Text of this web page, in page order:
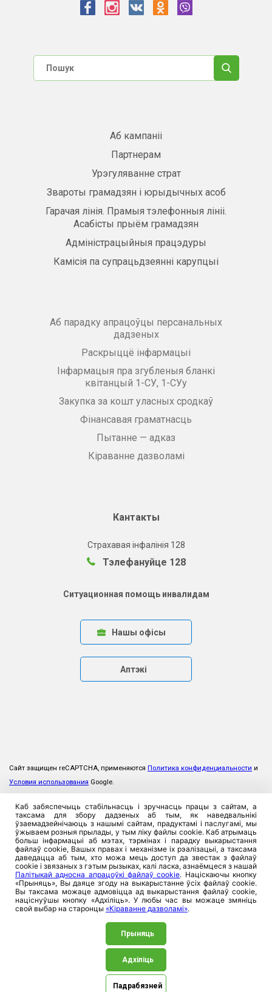
Аб кампаніі
Партнерам
Урэгуляванне страт
Звароты грамадзян і юрыдычных асоб
Гарачая лінія. Прамыя тэлефонныя лініі.
Асабісты прыём грамадзян
Адміністрацыйныя працэдуры
Камісія па супрацьдзеянні карупцыі
Аб парадку апрацоўцы персанальных
дадзеных
Раскрыццё інфармацыі
Інфармацыя пра згубленыя бланкі
квітанцый 1-СУ, 1-СУу
Закупка за кошт уласных сродкаў
Фінансавая граматнасць
Пытанне — адказ
Кіраванне дазволамі
Кантакты
Страхавая інфалінія 128
Тэлефануйце 128
Ситуационная помощь инвалидам
Нашы офісы
Аптэкі
Сайт защищен reCAPTCHA, применяются Политика конфиденциальности и
Условия использования Google.
©2026. ЗАСТ «Прамтрансінвест», 220026, Рэспублика
Беларусь, г. Мінск, вул. Пляханава, 8. УНП 100357923
Каб забяспечыць стабільнасць і зручнасць працы з сайтам, а
таксама для збору дадзеных аб тым, як наведвальнікі
ўзаемадзейнічаюць з нашымі сайтам, прадуктамі і паслугамі, мы
ўжываем розныя прылады, у тым ліку файлы cookie. Каб атрымаць
больш інфармацыі аб мэтах, тэрмінах і парадку выкарыстання
файлаў cookie, Вашых правах і механізме іх рэалізацыі, а таксама
даведацца аб тым, хто можа мець доступ да звестак з файлаў
cookie і звязаных з гэтым рызыках, калі ласка, азнаёмцеся з нашай
Палітыкай адносна апрацоўкі файлаў cookie. Націскаючы кнопку
«Прыняць», Вы даяце згоду на выкарыстанне ўсіх файлаў cookie.
Вы таксама можаце адмовіцца ад выкарыстання файлаў cookie,
націснуўшы кнопку «Адхіліць». У любы час вы можаце змяніць
свой выбар на старонцы «Кіраванне дазволамі».
Прыняць
Адхіліць
Падрабязней